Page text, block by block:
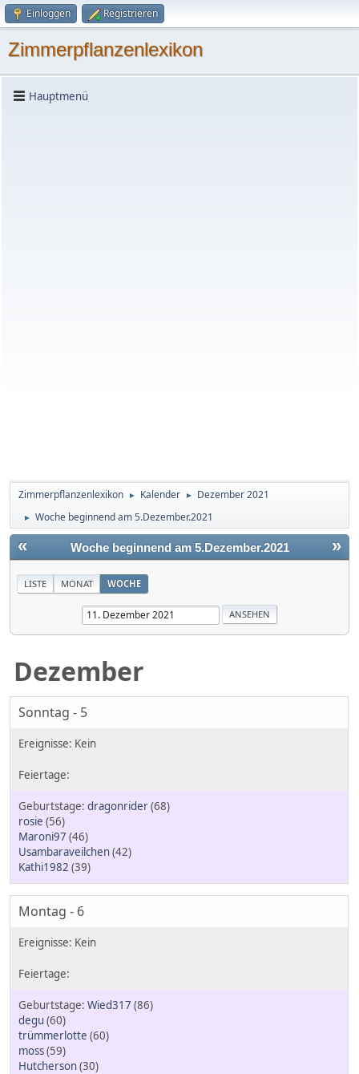
Einloggen Registrieren
Zimmerpflanzenlexikon
Hauptmenü
Zimmerpflanzenlexikon ► Kalender ► Dezember 2021
► Woche beginnend am 5.Dezember.2021
« »
Woche beginnend am 5.Dezember.2021
LISTE MONAT WOCHE
Dezember
Sonntag - 5
dragonrider(68)
rosie (56)
Maroni97 (46)
Usambaraveilchen(42)
Kathi1982 (39)
Montag - 6
Wied317 (86)
degu (60)
trümmerlotte (60)
moss(59)
Hutcherson(30)